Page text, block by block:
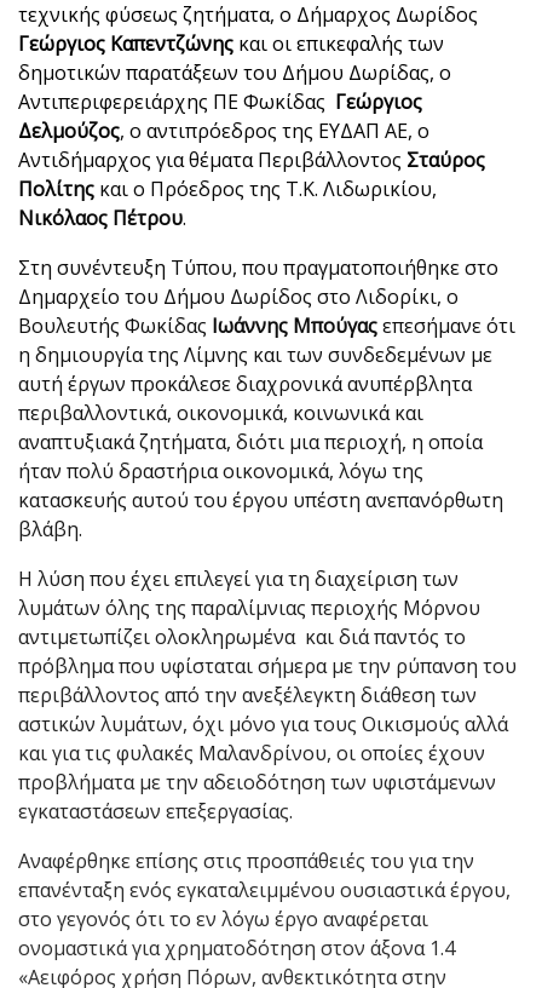
τεχνικής φύσεως ζητήματα, ο Δήμαρχος Δωρίδος
Γεώργιος Καπεντζώνης και οι επικεφαλής των
δημοτικών παρατάξεων του Δήμου Δωρίδας, ο
Αντιπεριφερειάρχης ΠΕ Φωκίδας Γεώργιος
Δελμούζος, ο αντιπρόεδρος της ΕΥΔΑΠ ΑΕ, ο
Αντιδήμαρχος για θέματα Περιβάλλοντος Σταύρος
Πολίτης και ο Πρόεδρος της Τ.Κ. Λιδωρικίου,
Νικόλαος Πέτρου.
Στη συνέντευξη Τύπου, που πραγματοποιήθηκε στο
Δημαρχείο του Δήμου Δωρίδος στο Λιδορίκι, ο
Βουλευτής Φωκίδας Ιωάννης Μπούγαςεπεσήμανε ότι
η δημιουργία της Λίμνης και των συνδεδεμένων με
αυτή έργων προκάλεσε διαχρονικά ανυπέρβλητα
περιβαλλοντικά, οικονομικά, κοινωνικά και
αναπτυξιακά ζητήματα, διότι μια περιοχή, η οποία
ήταν πολύ δραστήρια οικονομικά, λόγω της
κατασκευής αυτού του έργου υπέστη ανεπανόρθωτη
βλάβη.
Η λύση που έχει επιλεγεί για τη διαχείριση των
λυμάτων όλης της παραλίμνιας περιοχής Μόρνου
αντιμετωπίζει ολοκληρωμένα και διά παντός το
πρόβλημα που υφίσταται σήμερα με την ρύπανση του
περιβάλλοντος από την ανεξέλεγκτη διάθεση των
αστικών λυμάτων, όχι μόνο για τους Οικισμούς αλλά
και για τις φυλακές Μαλανδρίνου, οι οποίες έχουν
προβλήματα με την αδειοδότηση των υφιστάμενων
εγκαταστάσεων επεξεργασίας.
Αναφέρθηκε επίσης στις προσπάθειές του για την
επανένταξη ενός εγκαταλειμμένου ουσιαστικά έργου,
στο γεγονός ότι το εν λόγω έργο αναφέρεται
ονομαστικά για χρηματοδότηση στον άξονα 1.4
«Αειφόρος χρήση Πόρων, ανθεκτικότητα στην